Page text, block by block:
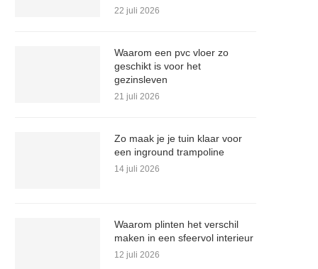
22 juli 2026
Waarom een pvc vloer zo
geschikt is voor het
gezinsleven
21 juli 2026
Zo maak je je tuin klaar voor
een inground trampoline
14 juli 2026
Waarom plinten het verschil
maken in een sfeervol interieur
12 juli 2026